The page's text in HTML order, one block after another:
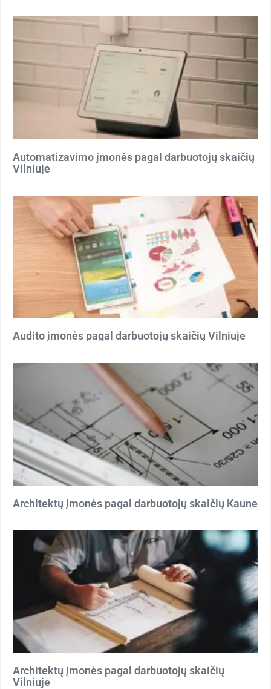
Automatizavimo įmonės pagal darbuotojų skaičių
Vilniuje
Audito įmonės pagal darbuotojų skaičių Vilniuje
Architektų įmonės pagal darbuotojų skaičių Kaune
Architektų įmonės pagal darbuotojų skaičių
Vilniuje